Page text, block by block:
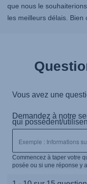
que nous le
les meilleurs délais.